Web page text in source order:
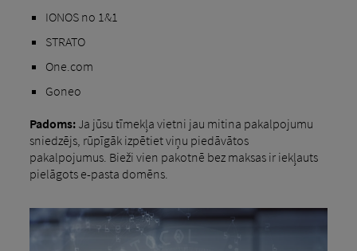
IONOS no 1&1
STRATO
One.com
Goneo
Padoms:Ja jūsu tīmekļa vietni jau mitina pakalpojumu
sniedzējs, rūpīgāk izpētiet viņu piedāvātos
pakalpojumus. Bieži vien pakotnē bez maksas ir iekļauts
pielāgots e-pasta domēns.